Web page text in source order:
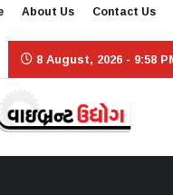
About Us Contact Us
8 August, 2026 - 9:58